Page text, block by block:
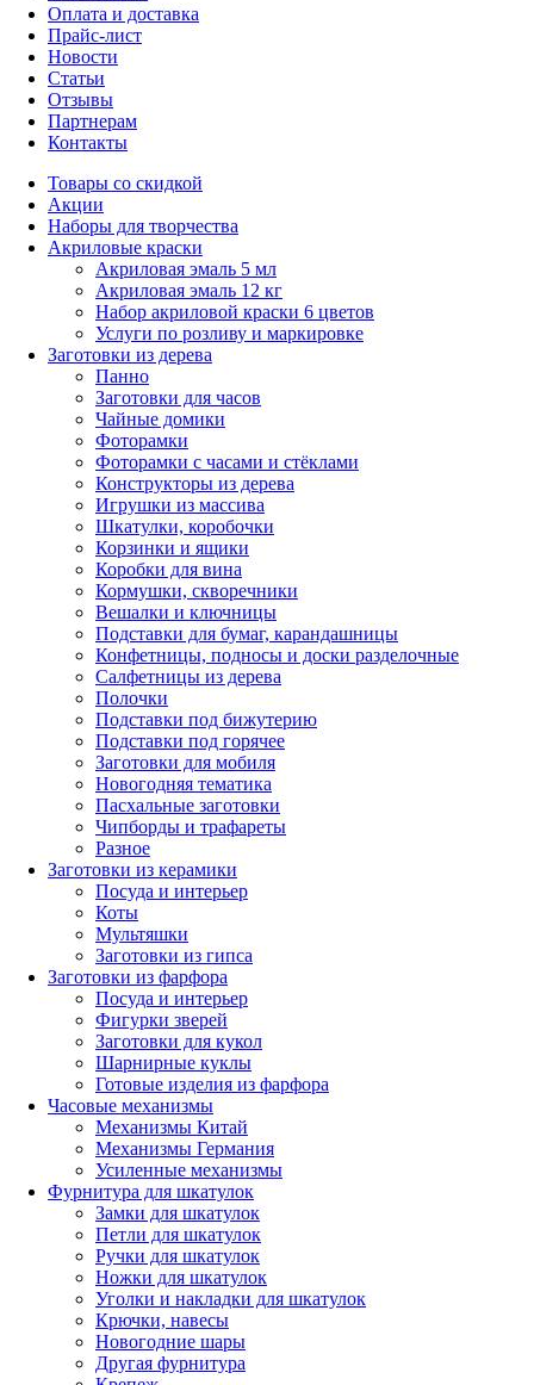
Оплата и доставка
Прайс-лист
Новости
Статьи
Отзывы
Партнерам
Контакты
Товары со скидкой
Акции
Наборы для творчества
Акриловые краски
Акриловая эмаль 5 мл
Акриловая эмаль 12 кг
Набор акриловой краски 6 цветов
Услуги по розливу и маркировке
Заготовки из дерева
Панно
Заготовки для часов
Чайные домики
Фоторамки
Фоторамки с часами и стёклами
Конструкторы из дерева
Игрушки из массива
Шкатулки, коробочки
Корзинки и ящики
Коробки для вина
Кормушки, скворечники
Вешалки и ключницы
Подставки для бумаг, карандашницы
Конфетницы, подносы и доски разделочные
Салфетницы из дерева
Полочки
Подставки под бижутерию
Подставки под горячее
Заготовки для мобиля
Новогодняя тематика
Пасхальные заготовки
Чипборды и трафареты
Разное
Заготовки из керамики
Посуда и интерьер
Коты
Мультяшки
Заготовки из гипса
Заготовки из фарфора
Посуда и интерьер
Фигурки зверей
Заготовки для кукол
Шарнирные куклы
Готовые изделия из фарфора
Часовые механизмы
Механизмы Китай
Механизмы Германия
Усиленные механизмы
Фурнитура для шкатулок
Замки для шкатулок
Петли для шкатулок
Ручки для шкатулок
Ножки для шкатулок
Уголки и накладки для шкатулок
Крючки, навесы
Новогодние шары
Другая фурнитура